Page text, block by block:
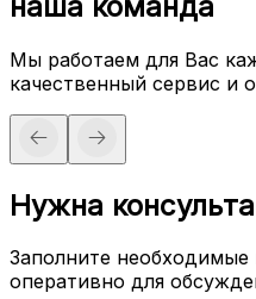
Мы работаем для Вас
качественный сервис и
Нужна
Заполните
оперативно для